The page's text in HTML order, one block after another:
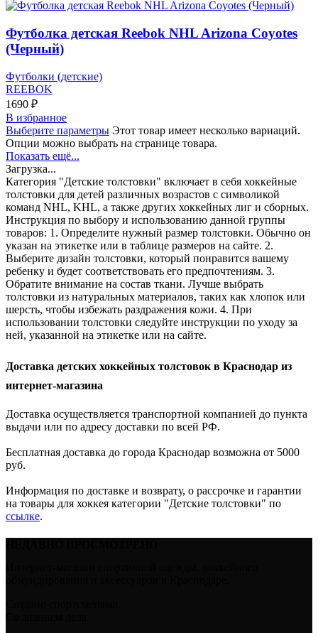
Футболка детская Reebok NHL Arizona Coyotes
(Черный)
Футболки (детские)
REEBOK
1690 ₽
В избранное
Выберите параметры Этот товар имеет несколько вариаций.
Опции можно выбрать на странице товара.
Показать ещё...
Загрузка...
Категория "Детские толстовки" включает в себя хоккейные
толстовки для детей различных возрастов с символикой
команд NHL, KHL, а также других хоккейных лиг и сборных.
Инструкция по выбору и использованию данной группы
товаров: 1. Определите нужный размер толстовки. Обычно он
указан на этикетке или в таблице размеров на сайте. 2.
Выберите дизайн толстовки, который понравится вашему
ребенку и будет соответствовать его предпочтениям. 3.
Обратите внимание на состав ткани. Лучше выбрать
толстовки из натуральных материалов, таких как хлопок или
шерсть, чтобы избежать раздражения кожи. 4. При
использовании толстовки следуйте инструкции по уходу за
ней, указанной на этикетке или на сайте.
Доставка детских хоккейных толстовок в Краснодар из
интернет-магазина
Доставка осуществляется транспортной компанией до пункта
выдачи или по адресу доставки по всей РФ.
Бесплатная доставка до города Краснодар возможна от 5000
руб.
Информация по доставке и возврату, о рассрочке и гарантии
на товары для хоккея категории "Детские толстовки" по
ссылке.